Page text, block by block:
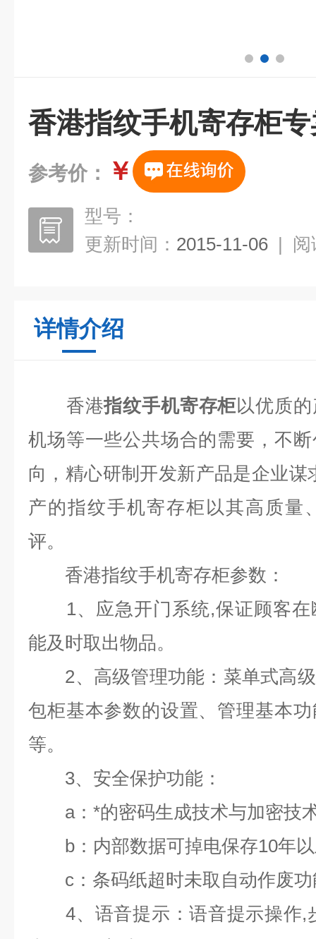
香港指纹手机寄存柜
参考价： ￥
型号：
更新时间： 2015-11-06 | 阅
详情介绍
香港指纹手机寄存柜以优质
机场等一些公共场合的需要，不
向，精心研制开发新产品是企业
产的指纹手机寄存柜以其高质量
评。
香港指纹手机寄存柜参数：
1、应急开门系统,保证顾客
能及时取出物品。
2、高级管理功能：菜单式高
包柜基本参数的设置、管理基本
等。
3、安全保护功能：
a：*的密码生成技术与加密技
b ：内部数据可掉电保存10年
c ：条码纸超时未取自动作废
4、语音提示：语音提示操作,